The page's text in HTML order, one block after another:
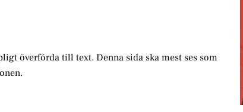
överförda till text. Denna sida ska mest ses som